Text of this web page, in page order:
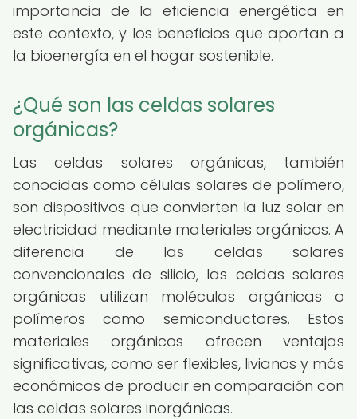
importancia de la eficiencia energética en
este contexto, y los beneficios que aportan a
la bioenergía en el hogar sostenible.
¿Qué son las celdas solares
orgánicas?
Las celdas solares orgánicas, también
conocidas como células solares de polímero,
son dispositivos que convierten la luz solar en
electricidad mediante materiales orgánicos. A
diferencia de las celdas solares
convencionales de silicio, las celdas solares
orgánicas utilizan moléculas orgánicas o
polímeros como semiconductores. Estos
materiales orgánicos ofrecen ventajas
significativas, como ser flexibles, livianos y más
económicos de producir en comparación con
las celdas solares inorgánicas.